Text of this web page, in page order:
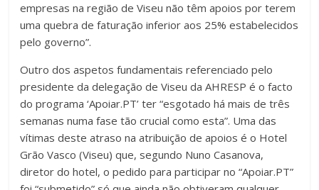
empresas na região de Viseu não têm apoios por terem
uma quebra de faturação inferior aos 25% estabelecidos
pelo governo”.
Outro dos aspetos fundamentais referenciado pelo
presidente da delegação de Viseu da AHRESP é o facto
do programa ‘Apoiar.PT’ ter “esgotado há mais de três
semanas numa fase tão crucial como esta”. Uma das
vítimas deste atraso na atribuição de apoios é o Hotel
Grão Vasco (Viseu) que, segundo Nuno Casanova,
diretor do hotel, o pedido para participar no “Apoiar.PT”